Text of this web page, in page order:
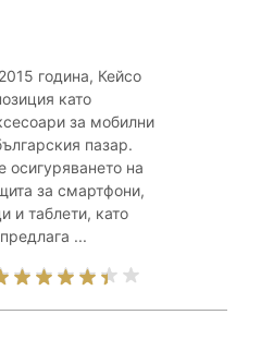
година, Кейсо
като
за мобилни
пазар.
осигуряването на
за смартфони,
и таблети, като
...